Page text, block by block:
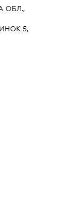
ОБЛ.,
5,